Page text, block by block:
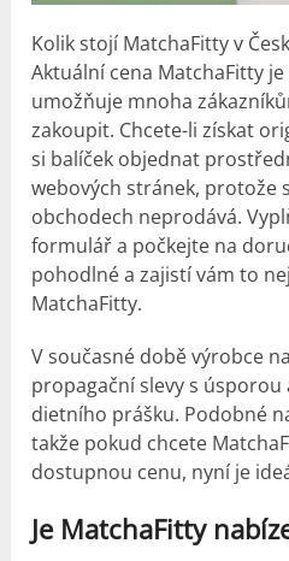
Kolik stojí MatchaFitty v
Aktuální cena MatchaFitty
umožňuje mnoha
zakoupit. Chcete-li získat
si balíček objednat
webových stránek, protože
obchodech neprodává.
formulář a počkejte na
pohodlné a zajistí vám to
MatchaFitty.
V současné době výrobce
propagační slevy s úsporou
dietního prášku. Podobné
takže pokud chcete
dostupnou cenu, nyní je
Je MatchaFitty